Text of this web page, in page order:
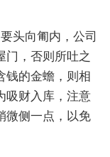
头向匍内，公司
门，否则所吐之
钱的金蟾，则相
吸财入库，注意
微侧一点，以免